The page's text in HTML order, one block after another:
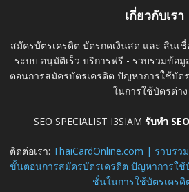
เกี่ยวกับเรา
สมัครบัตรเครดิต บัตรกดเงินสด และ สินเ
ระบบ อนุมัติเร็ว บริการฟรี - รวบรวมข้อ
ตอนการสมัครบัตรเครดิต ปัญหาการใช้บัต
ในการใช้บัตรต่าง
SEO SPECIALIST I3SIAM รับทำ SEO
ติดต่อเรา: ThaiCardOnline.com | รวบร
ขั้นตอนการสมัครบัตรเครดิต ปัญหาการใช้
ชั่นในการใช้บัตรเครดิ